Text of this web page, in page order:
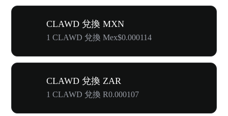
CLAWD 兌換 MXN
1 CLAWD 兌換 Mex$0.000114
CLAWD 兌換 ZAR
1 CLAWD 兌換 R0.000107